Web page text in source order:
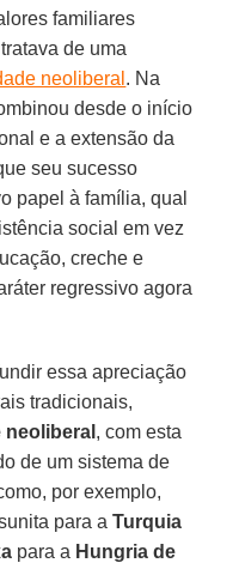
familiares
de uma
neoliberal . Na
desde o início
e a extensão da
seu sucesso
papel à família, qual
social em vez
creche e
regressivo agora
essa apreciação
tradicionais,
neoliberal , com esta
de um sistema de
por exemplo,
para aTurquia
para a Hungria de